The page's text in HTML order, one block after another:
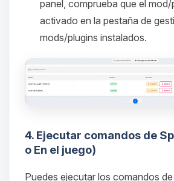
panel, comprueba que el mod/
activado en la pestaña de
mods/plugins instalados.
4. Ejecutar comandos de
o En el juego)
Puedes ejecutar los comandos
asistente de BoxToPlay.
que necesitas y moveré
pequenos circuitos para